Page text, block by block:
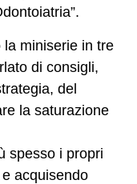
miniserie in tre
di consigli,
del
la saturazione
spesso i propri
acquisendo